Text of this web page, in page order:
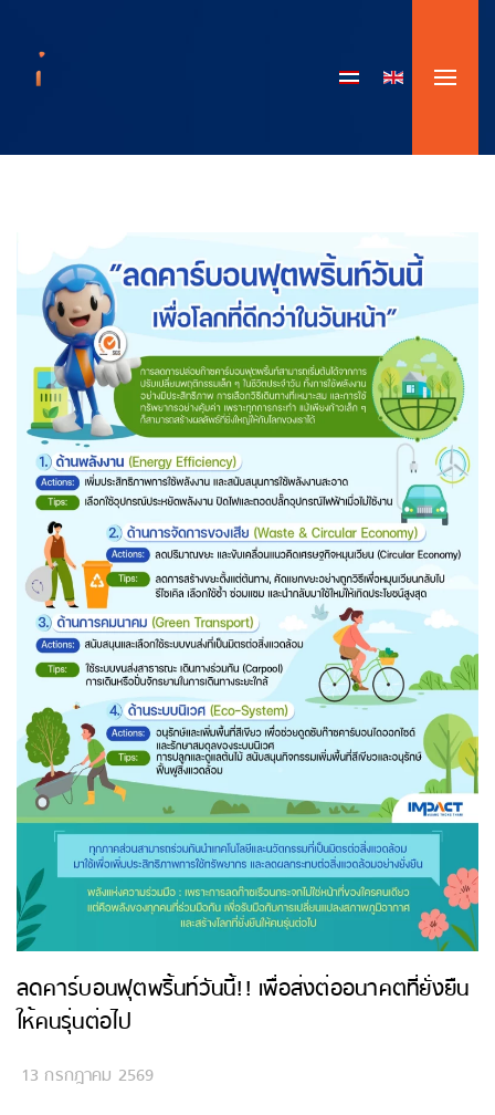
ลดคาร์บอนฟุตพริ้นท์วันนี้!! เพื่อส่งต่ออนาคตที่ยั่งยืน
ให้คนรุ่นต่อไป
13 กรกฎาคม 2569